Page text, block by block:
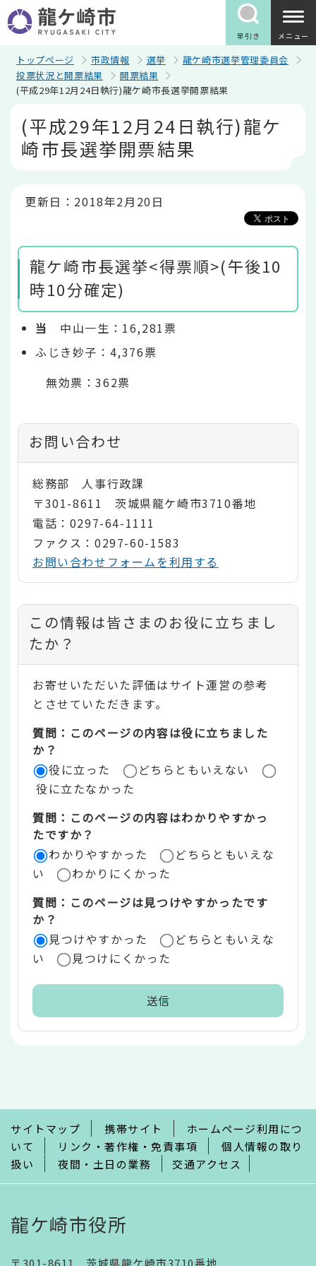
の
ペ
早引き メニュー
トップページ 市政情報 選挙
龍ケ崎市選挙管理委員会
投票状況と開票結果
開票結果
(平成29年12月24日執行)龍ケ崎市長選挙開票結果
(平成29年12月24日執行)龍ケ
崎市長選挙開票結果
更新日：2018年2月20日
龍ケ崎市長選挙<得票順>(午後10
時10分確定)
当
中山一生：16,281票
ふじき妙子：4,376票
無効票：362票
お問い合わせ
総務部 人事行政課
〒301-8611 茨城県龍ケ崎市3710番地
電話：0297-64-1111
ファクス：0297-60-1583
お問い合わせフォームを利用する
コ
ン
テ
ン
ツ
評
価
リ
ア
この情報は皆さまのお役に立ちまし
たか？
お寄せいただいた評価はサイト運営の参考
とさせていただきます。
質問：このページの内容は役に立ちました
か？
役に立った
どちらともいえない
役に立たなかった
質問：このページの内容はわかりやすかっ
たですか？
わかりやすかった
どちらともいえな
い
わかりにくかった
質問：このページは見つけやすかったです
か？
見つけやすかった
どちらともいえな
い
見つけにくかった
で
サイトマップ 携帯サイト
ホームページ利用につ
いて
リンク・著作権・免責事項
個人情報の取り
扱い
夜間・土日の業務 交通アクセス
龍ケ崎市役所
〒301-8611 茨城県龍ケ崎市3710番地